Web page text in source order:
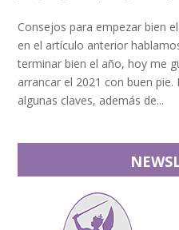
Consejos para empezar bien
en el artículo anterior
terminar bien el año, hoy me
arrancar el 2021 con buen
algunas claves, además de...